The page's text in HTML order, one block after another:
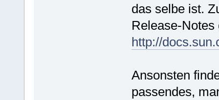
das selbe ist.
Release-
http://
Ansonsten
passendes,